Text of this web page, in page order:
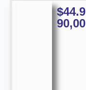
$44.9
90,00